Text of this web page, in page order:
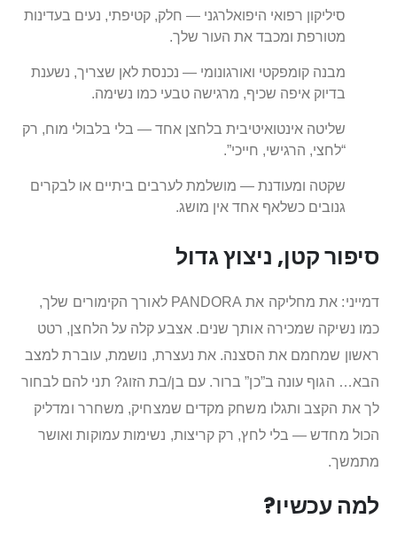
סיליקון רפואי היפואלרגני — חלק, קטיפתי, נעים בעדינות
מטורפת ומכבד את העור שלך.
מבנה קומפקטי ואורגונומי — נכנסת לאן שצריך, נשענת
בדיוק איפה שכיף, מרגישה טבעי כמו נשימה.
שליטה אינטואיטיבית בלחצן אחד — בלי בלבולי מוח, רק
“לחצי, הרגישי, חייכי”.
שקטה ומעודנת — מושלמת לערבים ביתיים או לבקרים
גנובים כשלאף אחד אין מושג.
סיפור קטן, ניצוץ גדול
דמייני: את מחליקה את PANDORA לאורך הקימורים שלך,
כמו נשיקה שמכירה אותך שנים. אצבע קלה על הלחצן, רטט
ראשון שמחמם את הסצנה. את נעצרת, נושמת, עוברת למצב
הבא… הגוף עונה ב”כן” ברור. עם בן/בת הזוג? תני להם לבחור
לך את הקצב ותגלו משחק מקדים שמצחיק, משחרר ומדליק
הכול מחדש — בלי לחץ, רק קריצות, נשימות עמוקות ואושר
מתמשך.
למה עכשיו?